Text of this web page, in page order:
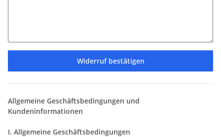
Widerruf bestätigen
Allgemeine Geschäftsbedingungen und
Kundeninformationen
I. Allgemeine Geschäftsbedingungen